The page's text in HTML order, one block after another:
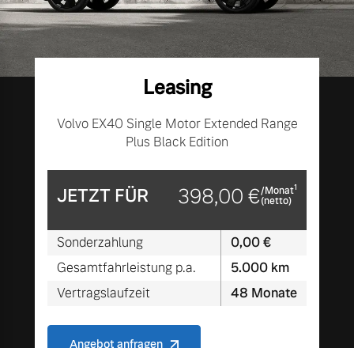
Editionsmodelle
Jetzt kennenlernen
Mehr erfahren
Finanzierung & Leasing
Versicherung
Leasing
Volvo EX40 Single Motor Extended Range
Plus Black Edition
JETZT FÜR 398,00 €/Monat1
(netto)
Sonderzahlung
0,00 €
Gesamtfahrleistung p.a.
5.000 km
Vertragslaufzeit
48 Monate
Angebot anfragen